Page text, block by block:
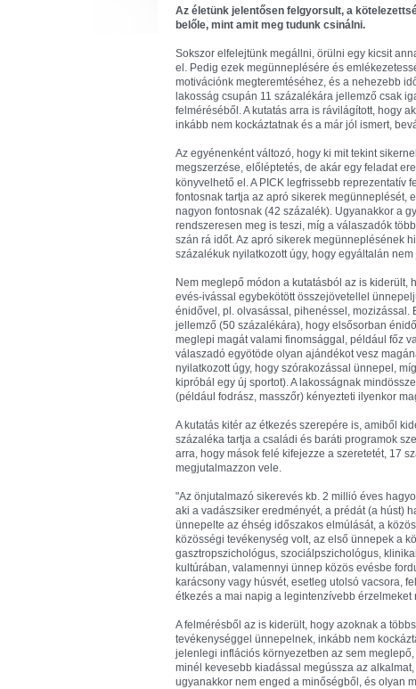
Az életünk jelentősen felgyorsult, a
belőle, mint amit meg tudunk csinálni.
Sokszor elfelejtünk megállni, örülni egy kicsit
el. Pedig ezek megünneplésére és
motivációnk megteremtéséhez, és a nehezebb
lakosság csupán 11 százalékára jellemző csak
felméréséből. A kutatás arra is rávilágított, hogy
inkább nem kockáztatnak és a már jól ismert,
Az egyénenként változó, hogy ki mit tekint
megszerzése, előléptetés, de akár egy feladat
könyvelhető el. A PICK legfrissebb reprezentatív
fontosnak tartja az apró sikerek megünneplését,
nagyon fontosnak (42 százalék). Ugyanakkor a
rendszeresen meg is teszi, míg a válaszadók
szán rá időt. Az apró sikerek megünneplésének
százalékuk nyilatkozott úgy, hogy egyáltalán
Nem meglepő módon a kutatásból az is
evés-ivással egybekötött összejövetellel
énidővel, pl. olvasással, pihenéssel,
jellemző (50 százalékára), hogy elsősorban
meglepi magát valami finomsággal, például főz
válaszadó egyötöde olyan ajándékot vesz
nyilatkozott úgy, hogy szórakozással ünnepel,
kipróbál egy új sportot). A lakosságnak
(például fodrász, masszőr) kényezteti ilyenkor
A kutatás kitér az étkezés szerepére is, amiből
százaléka tartja a családi és baráti programok
arra, hogy mások felé kifejezze a szeretetét, 17
megjutalmazzon vele.
"Az önjutalmazó sikerevés kb. 2 millió éves
aki a vadászsiker eredményét, a prédát (a húst)
ünnepelte az éhség időszakos elmúlását, a
közösségi tevékenység volt, az első ünnepek a
gasztropszichológus, szociálpszichológus,
kultúrában, valamennyi ünnep közös evésbe
karácsony vagy húsvét, esetleg utolsó vacsora,
étkezés a mai napig a legintenzívebb érzelmeket
A felmérésből az is kiderült, hogy azoknak a
tevékenységgel ünnepelnek, inkább nem
jelenlegi inflációs környezetben az sem
minél kevesebb kiadással megússza az
ugyanakkor nem enged a minőségből, és olyan